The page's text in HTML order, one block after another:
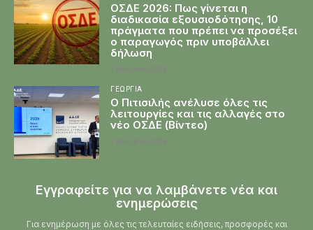
ΟΣΔΕ 2026: Πως γίνεται η
διαδικασία εξουσιοδότησης, 10
πράγματα που πρέπει να προσέξει
ο παραγωγός πριν υποβάλλει
δήλωση
ΓΕΩΡΓΊΑ
Ο Πιτισιλής ανέλυσε όλες τις
λειτουργίες και τις αλλαγές στο
νέο ΟΣΔΕ (Βίντεο)
Εγγραφείτε για να λαμβάνετε νέα και
ενημερώσεις
Για ενημέρωση με όλες τις τελευταίες ειδήσεις, προσφορές και